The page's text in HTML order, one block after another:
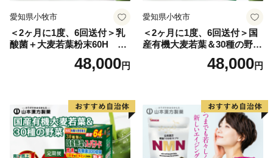
波佐見町、平戸市、松浦市）、佐賀県（伊万里市、有田
町）
【お問い合わせ先】
電話 050-1707-9329
E-mail: info@furusato-sasebo.jp
愛知県小牧市
＜2ヶ月に1度、6回送付＞乳
酸菌＋大麦若葉粉末60H 山
48,000円
愛知県小牧市
＜2ヶ月に1度、6回送付＞国
産有機大麦若葉＆30種の野
菜 山本漢方 定期便
48,000円